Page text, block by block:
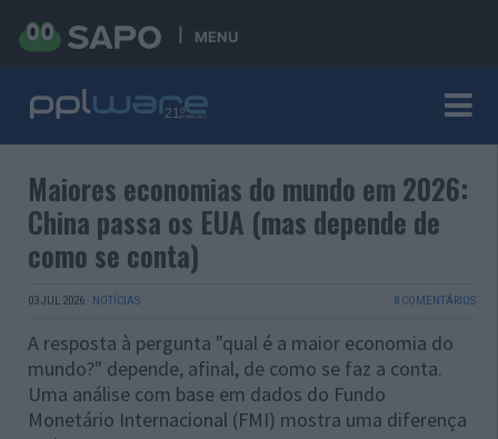
MENU
Maiores economias do mundo em 2026:
China passa os EUA (mas depende de
como se conta)
03 JUL 2026 · NOTÍCIAS 8 COMENTÁRIOS
A resposta à pergunta "qual é a maior economia do
mundo?" depende, afinal, de como se faz a conta.
Uma análise com base em dados do Fundo
Monetário Internacional (FMI) mostra uma diferença